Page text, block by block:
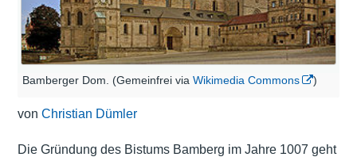
Bamberger Dom. (Gemeinfrei via Wikimedia Commons )
von Christian Dümler
Die Gründung des Bistums Bamberg im Jahre 1007 geht